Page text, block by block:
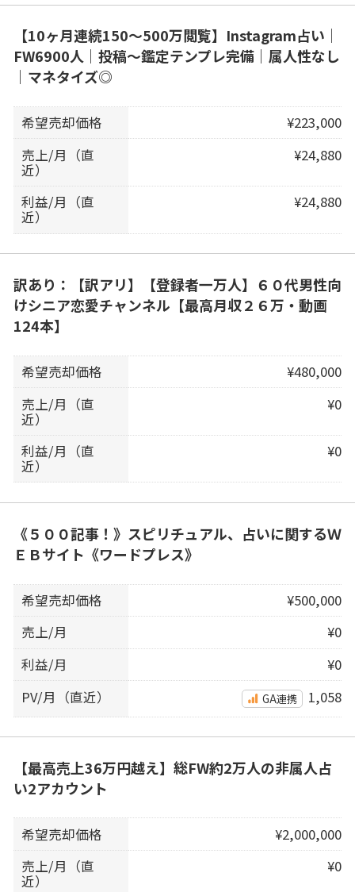
【10ヶ月連続150〜500万閲覧】Instagram占い｜
FW6900人｜投稿〜鑑定テンプレ完備｜属人性なし
｜マネタイズ◎
希望売却価格
¥223,000
売上/月（直
近）
¥24,880
利益/月（直
近）
¥24,880
訳あり：【訳アリ】【登録者一万人】６０代男性向
けシニア恋愛チャンネル【最高月収２６万・動画
124本】
希望売却価格
¥480,000
売上/月（直
近）
¥0
利益/月（直
近）
¥0
《５００記事！》スピリチュアル、占いに関するＷ
ＥＢサイト《ワードプレス》
希望売却価格
¥500,000
売上/月
¥0
利益/月
¥0
PV/月（直近）
GA連携 1,058
【最高売上36万円越え】総FW約2万人の非属人占
い2アカウント
希望売却価格
¥2,000,000
売上/月（直
近）
¥0